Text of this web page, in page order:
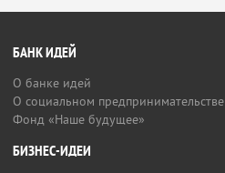
БАНК ИДЕЙ
О банке идей
О социальном предпринимательстве
Фонд «Наше будущее»
БИЗНЕС-ИДЕИ